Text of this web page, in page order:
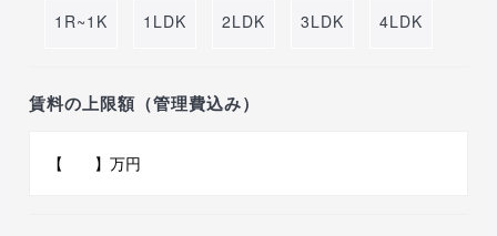
1R~1K 1LDK 2LDK 3LDK 4LDK
賃料の上限額（管理費込み）